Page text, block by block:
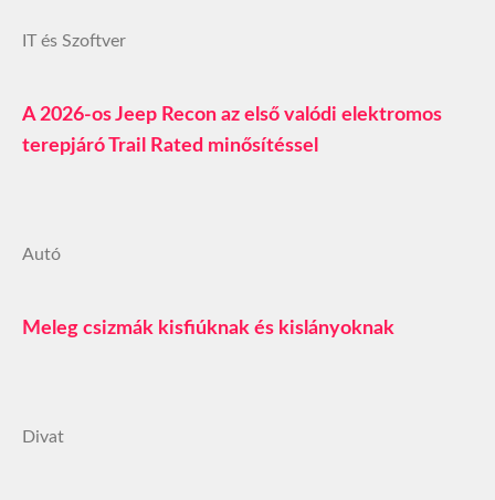
IT és Szoftver
A 2026-os Jeep Recon az első valódi elektromos
terepjáró Trail Rated minősítéssel
Autó
Meleg csizmák kisfiúknak és kislányoknak
Divat